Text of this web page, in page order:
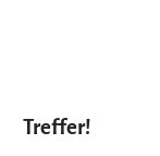
Treffer!